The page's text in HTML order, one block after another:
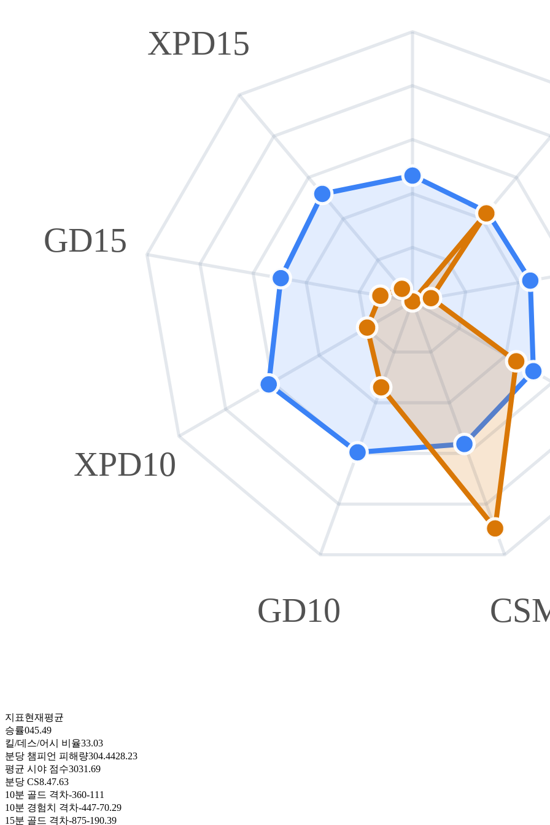
GD10
XPD10
GD15
XPD15
지표현재평균
승률045.49
킬/데스/어시 비율33.03
분당 챔피언 피해량304.4428.23
평균 시야 점수3031.69
분당 CS8.47.63
10분 골드 격차-360-111
10분 경험치 격차-447-70.29
15분 골드 격차-875-190.39